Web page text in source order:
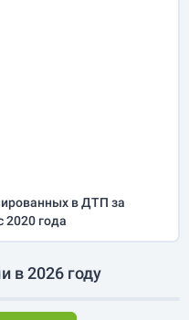
в ДТП за
2020 года
в 2026 году